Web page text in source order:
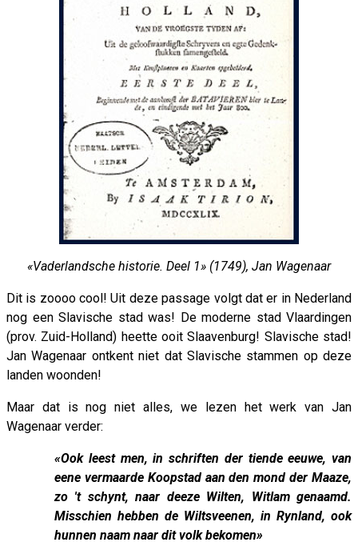
«Vaderlandsche historie. Deel 1» (1749), Jan Wagenaar
Dit is zoooo cool! Uit deze passage volgt dat er in Nederland
nog een Slavische stad was! De moderne stad Vlaardingen
(prov. Zuid-Holland) heette ooit Slaavenburg! Slavische stad!
Jan Wagenaar ontkent niet dat Slavische stammen op deze
landen woonden!
Maar dat is nog niet alles, we lezen het werk van Jan
Wagenaar verder:
«Ook leest men, in schriften der tiende eeuwe, van
eene vermaarde Koopstad aan den mond der Maaze,
zo 't schynt, naar deeze Wilten, Witlam genaamd.
Misschien hebben de Wiltsveenen, in Rynland, ook
hunnen naam naar dit volk bekomen»